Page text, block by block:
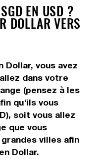
EN USD ?
DOLLAR VERS
Dollar, vous avez
dans votre
(pensez à les
qu'ils vous
soit vous allez
que vous
villes afin
Dollar.